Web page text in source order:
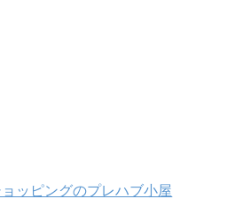
ッピングのプレハブ小屋